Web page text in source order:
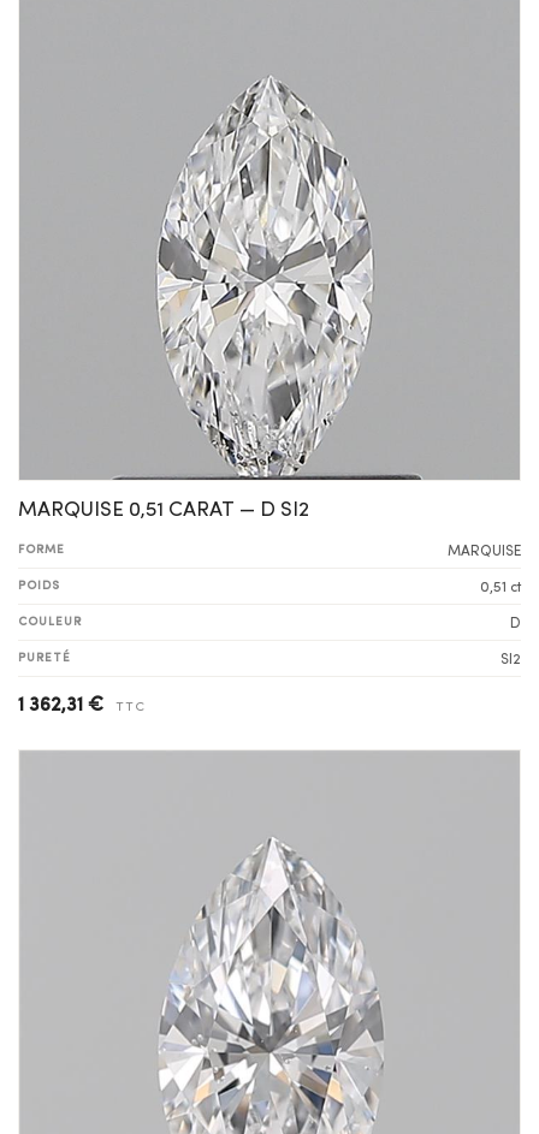
MARQUISE 0,51 CARAT — D SI2
FORME MARQUISE
POIDS 0,51 ct
COULEUR D
PURETÉ SI2
1 362,31 € TTC